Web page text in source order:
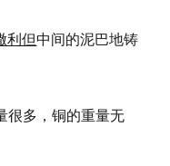
利但中间的泥巴地铸
很多，铜的重量无